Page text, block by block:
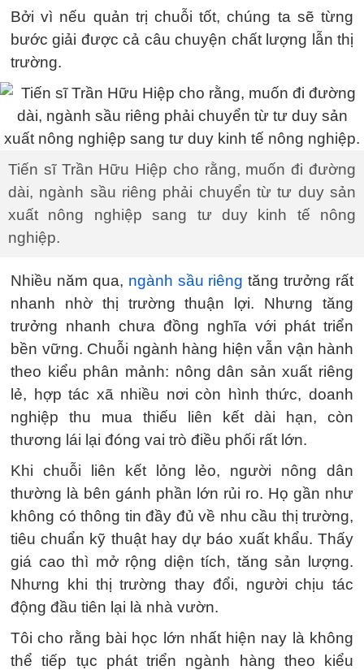
Bởi vì nếu quản trị chuỗi tốt, chúng ta sẽ từng
bước giải được cả câu chuyện chất lượng lẫn thị
trường.
Tiến sĩ Trần Hữu Hiệp cho rằng, muốn đi đường
dài, ngành sầu riêng phải chuyển từ tư duy sản
xuất nông nghiệp sang tư duy kinh tế nông
nghiệp.
Nhiều năm qua, ngành sầu riêng tăng trưởng rất
nhanh nhờ thị trường thuận lợi. Nhưng tăng
trưởng nhanh chưa đồng nghĩa với phát triển
bền vững. Chuỗi ngành hàng hiện vẫn vận hành
theo kiểu phân mảnh: nông dân sản xuất riêng
lẻ, hợp tác xã nhiều nơi còn hình thức, doanh
nghiệp thu mua thiếu liên kết dài hạn, còn
thương lái lại đóng vai trò điều phối rất lớn.
Khi chuỗi liên kết lỏng lẻo, người nông dân
thường là bên gánh phần lớn rủi ro. Họ gần như
không có thông tin đầy đủ về nhu cầu thị trường,
tiêu chuẩn kỹ thuật hay dự báo xuất khẩu. Thấy
giá cao thì mở rộng diện tích, tăng sản lượng.
Nhưng khi thị trường thay đổi, người chịu tác
động đầu tiên lại là nhà vườn.
Tôi cho rằng bài học lớn nhất hiện nay là không
thể tiếp tục phát triển ngành hàng theo kiểu